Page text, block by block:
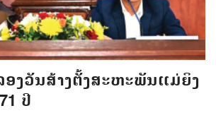
ງວັນສ້າງຕັ້ງສະຫະພັນແມ່ຍິງ
ປີ